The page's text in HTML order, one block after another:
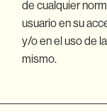
de cualquier
usuario en su
y/o en el uso de
mismo.